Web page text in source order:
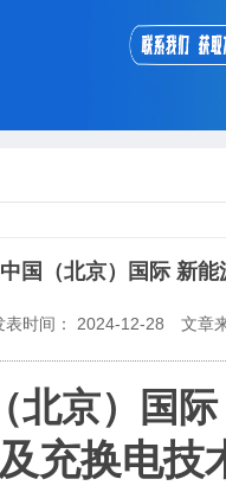
国（北京）国际 新
表时间： 2024-12-28 文章
北京）国际
充换电技